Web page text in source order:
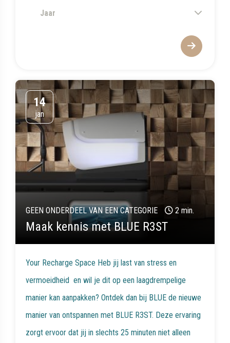
Jaar
14
jan
GEEN ONDERDEEL VAN EEN CATEGORIE 2 min.
Maak kennis met BLUE R3ST
Your Recharge Space Heb jij last van stress en
vermoeidheid en wil je dit op een laagdrempelige
manier kan aanpakken? Ontdek dan bij BLUE de nieuwe
manier van ontspannen met BLUE R3ST. Deze ervaring
zorgt ervoor dat jij in slechts 25 minuten niet alleen